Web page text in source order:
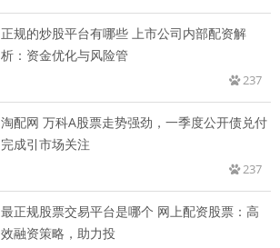
正规的炒股平台有哪些 上市公司内部配资解
析：资金优化与风险管
237
淘配网 万科A股票走势强劲，一季度公开债兑付
完成引市场关注
237
最正规股票交易平台是哪个 网上配资股票：高
效融资策略，助力投